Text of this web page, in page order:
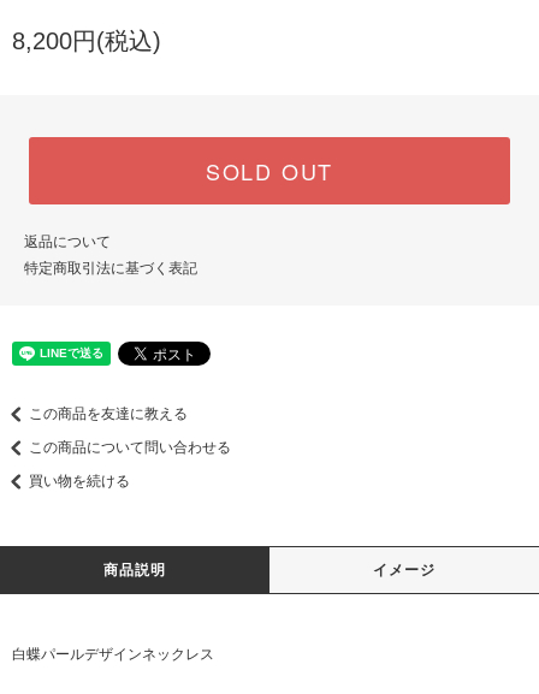
8,200円(税込)
SOLD OUT
返品について
特定商取引法に基づく表記
この商品を友達に教える
この商品について問い合わせる
買い物を続ける
商品説明 イメージ
白蝶パールデザインネックレス